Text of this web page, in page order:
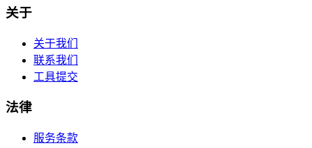
关于
关于我们
联系我们
工具提交
法律
服务条款